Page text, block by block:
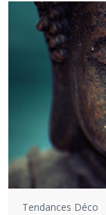
Tendances Déco